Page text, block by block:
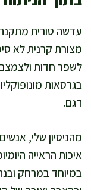
עדשה טורית
מצורת קרנית לא
לשפר חדות
בגרסאות
דגם.
מהניסיון שלי,
איכות הראייה
במיוחד במרחק